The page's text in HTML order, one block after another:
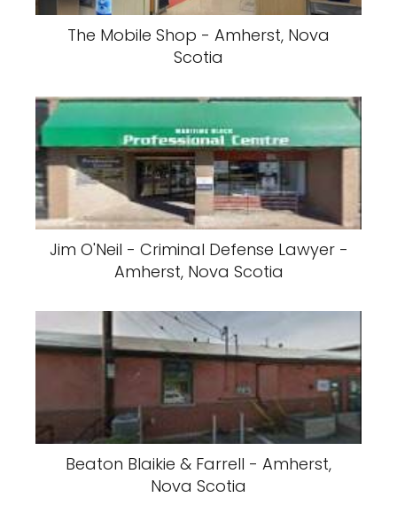
The Mobile Shop - Amherst, Nova
Scotia
Jim O'Neil - Criminal Defense Lawyer -
Amherst, Nova Scotia
Beaton Blaikie & Farrell - Amherst,
Nova Scotia